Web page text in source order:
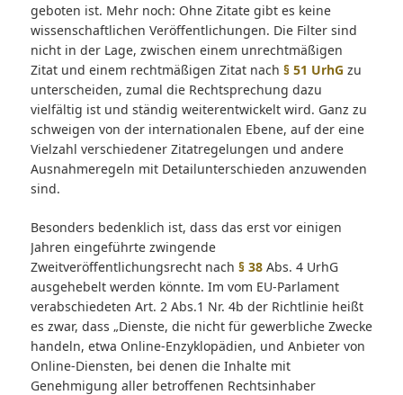
geboten ist. Mehr noch: Ohne Zitate gibt es keine
wissenschaftlichen Veröffentlichungen. Die Filter sind
nicht in der Lage, zwischen einem unrechtmäßigen
Zitat und einem rechtmäßigen Zitat nach § 51 UrhG zu
unterscheiden, zumal die Rechtsprechung dazu
vielfältig ist und ständig weiterentwickelt wird. Ganz zu
schweigen von der internationalen Ebene, auf der eine
Vielzahl verschiedener Zitatregelungen und andere
Ausnahmeregeln mit Detailunterschieden anzuwenden
sind.
Besonders bedenklich ist, dass das erst vor einigen
Jahren eingeführte zwingende
Zweitveröffentlichungsrecht nach § 38Abs. 4 UrhG
ausgehebelt werden könnte. Im vom EU-Parlament
verabschiedeten Art. 2 Abs.1 Nr. 4b der Richtlinie heißt
es zwar, dass „Dienste, die nicht für gewerbliche Zwecke
handeln, etwa Online-Enzyklopädien, und Anbieter von
Online-Diensten, bei denen die Inhalte mit
Genehmigung aller betroffenen Rechtsinhaber